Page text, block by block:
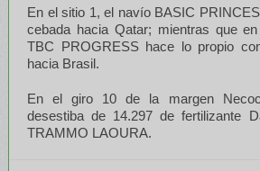
En el sitio 1, el navío BASIC
cebada hacia Qatar; mientras que
TBC PROGRESS hace lo propio
hacia Brasil.
En el giro 10 de la margen
desestiba de 14.297 de fertilizante
TRAMMO LAOURA.